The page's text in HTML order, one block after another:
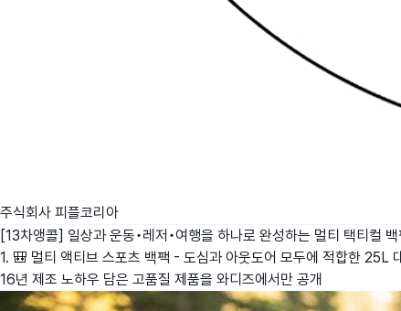
주식회사 피플코리아
[13차앵콜] 일상과 운동•레저•여행을 하나로 완성하는 멀티 택티컬 백
1. 🎒 멀티 액티브 스포츠 백팩 - 도심과 아웃도어 모두에 적합한
16년 제조 노하우 담은 고품질 제품을 와디즈에서만 공개